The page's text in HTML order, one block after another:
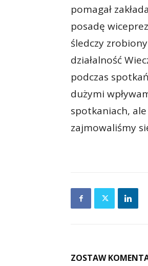
pomagał
posadę
śledczy
działalność
podczas
dużymi
spotkaniach, ale
zajmowaliśmy
ZOSTAW